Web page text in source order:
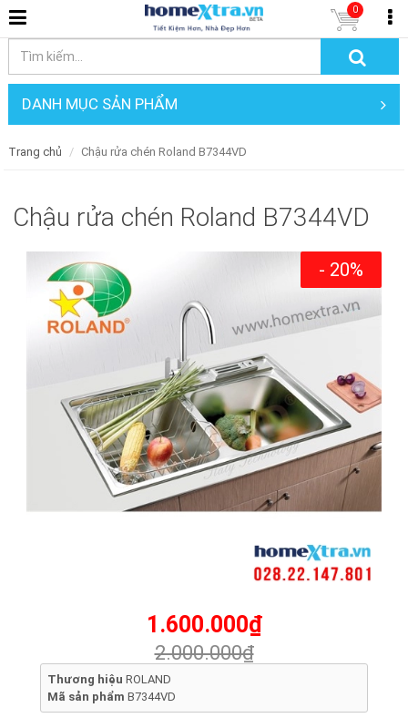
0
DANH MỤC SẢN PHẨM
Trang chủ Chậu rửa chén Roland B7344VD
Chậu rửa chén Roland B7344VD
- 20%
1.600.000₫
2.000.000₫
Thương hiệu ROLAND
Mã sản phẩm B7344VD